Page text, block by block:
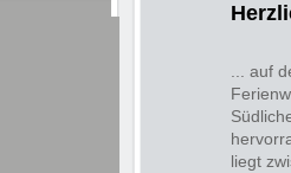
... auf
liegt